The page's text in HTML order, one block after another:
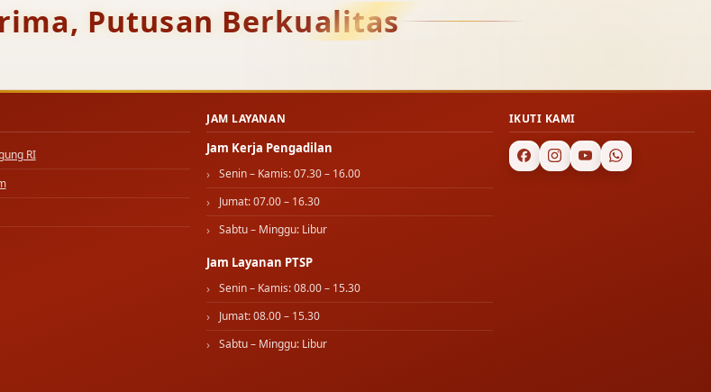
Putusan Berkualitas
RI
JAM LAYANAN
Jam Kerja Pengadilan
Senin – Kamis: 07.30 – 16.00
Jumat: 07.00 – 16.30
Sabtu – Minggu: Libur
Jam Layanan PTSP
Senin – Kamis: 08.00 – 15.30
Jumat: 08.00 – 15.30
Sabtu – Minggu: Libur
IKUTI KAMI